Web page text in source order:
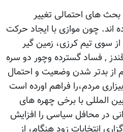
بحث های احتمالی تغییر
اند. چون موازی با ایجاد حرکت
از سوی تیم کرزی، زمین گیر
, فساد گسترده وچور دو سره
از بدتر شدن وضعیت و احتمال
مردم،را فراهم اورده است
المللی با برخی چهره های
در محافل سیاسی را افزایش
انتخابات زود هنگام، از